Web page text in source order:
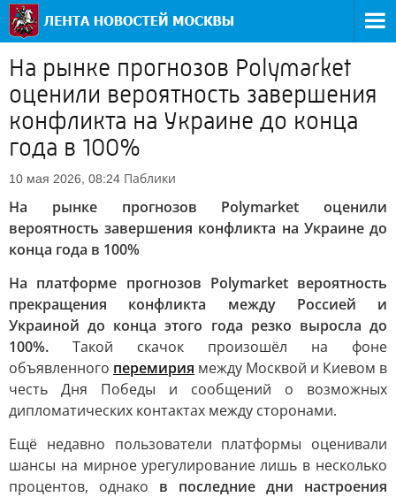
На рынке прогнозов Polymarket
оценили вероятность завершения
конфликта на Украине до конца
года в 100%
10 мая 2026, 08:24 Паблики
На рынке прогнозов Polymarket оценили
вероятность завершения конфликта на Украине до
конца года в 100%
На платформе прогнозов Polymarket вероятность
прекращения конфликта между Россией и
Украиной до конца этого года резко выросла до
100%. Такой скачок произошёл на фоне
объявленного перемирия между Москвой и Киевом в
честь Дня Победы и сообщений о возможных
дипломатических контактах между сторонами.
Ещё недавно пользователи платформы оценивали
шансы на мирное урегулирование лишь в несколько
процентов, однако в последние дни настроения